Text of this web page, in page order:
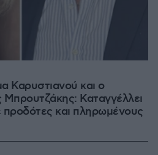
Καρυστιανού και ο
Μπρουτζάκης: Καταγγέλλει
προδότες και πληρωμένους